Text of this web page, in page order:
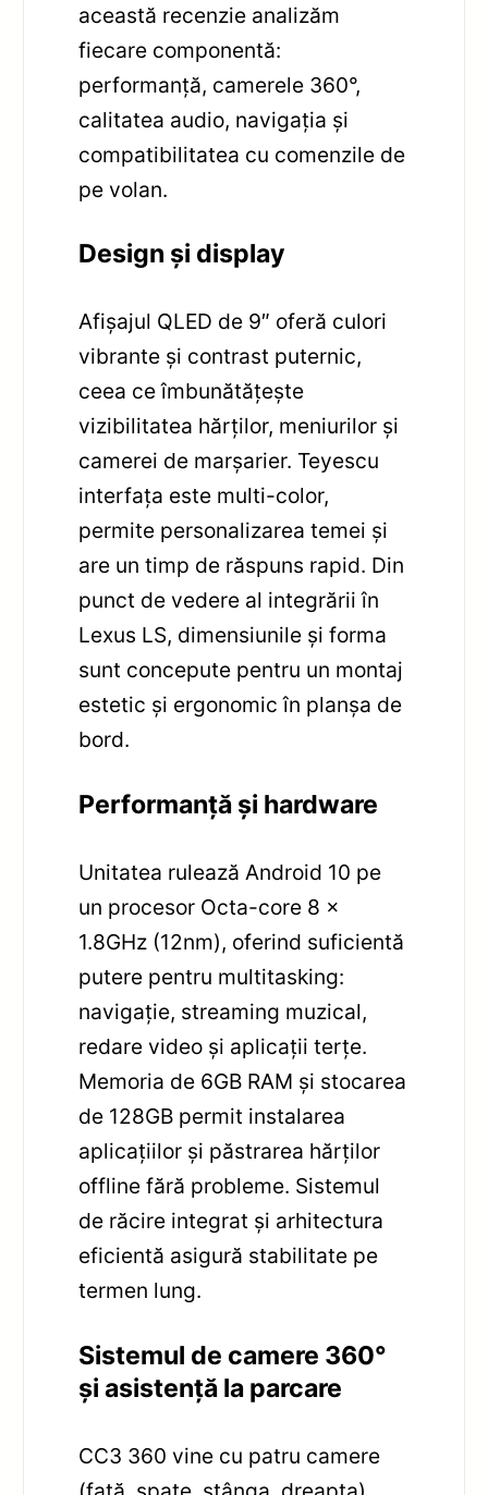
această recenzie analizăm
fiecare componentă:
performanță, camerele 360°,
calitatea audio, navigația și
compatibilitatea cu comenzile de
pe volan.
Design și display
Afișajul QLED de 9″ oferă culori
vibrante și contrast puternic,
ceea ce îmbunătățește
vizibilitatea hărților, meniurilor și
camerei de marșarier. Teyescu
interfața este multi-color,
permite personalizarea temei și
are un timp de răspuns rapid. Din
punct de vedere al integrării în
Lexus LS, dimensiunile și forma
sunt concepute pentru un montaj
estetic și ergonomic în planșa de
bord.
Performanță și hardware
Unitatea rulează Android 10 pe
un procesor Octa-core 8 x
1.8GHz (12nm), oferind suficientă
putere pentru multitasking:
navigație, streaming muzical,
redare video și aplicații terțe.
Memoria de 6GB RAM și stocarea
de 128GB permit instalarea
aplicațiilor și păstrarea hărților
offline fără probleme. Sistemul
de răcire integrat și arhitectura
eficientă asigură stabilitate pe
termen lung.
Sistemul de camere 360°
și asistență la parcare
CC3 360 vine cu patru camere